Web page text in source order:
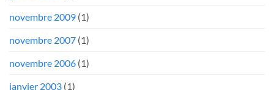
novembre 2009 (1)
novembre 2007 (1)
novembre 2006 (1)
janvier 2003 (1)